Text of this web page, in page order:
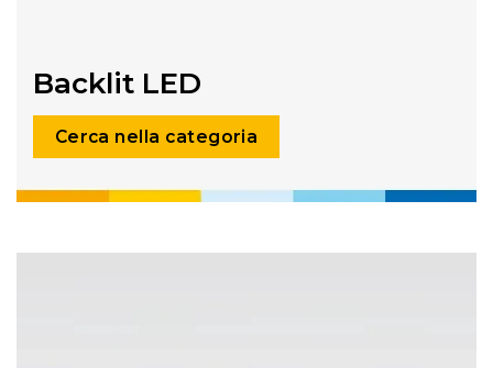
Backlit LED
Cerca nella categoria